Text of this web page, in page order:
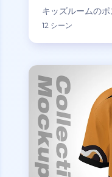
キッズルームの
12 シーン